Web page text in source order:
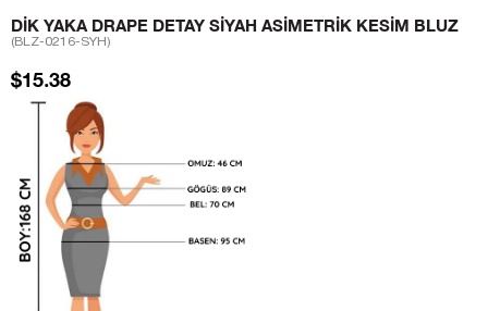
DIK YAKA DRAPE DETAY SIYAH ASIMETRIK KESIM BLUZ
(BLZ-0216-SYH)
$15.38